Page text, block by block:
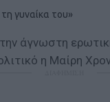
γυναίκα του»